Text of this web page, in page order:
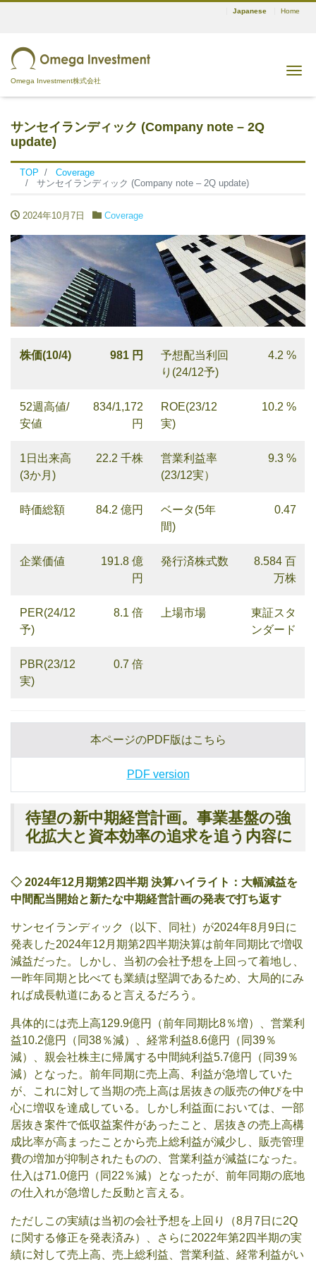
Japanese Home
Omega Investment株式会社
サンセイランディック (Company note – 2Q
update)
TOP
Coverage
サンセイランディック (Company note – 2Q update)
2024年10月7日 Coverage
株価(10/4) 981 円
予想配当利回
り(24/12予)
4.2 %
52週高値/
安値
834/1,172
円
ROE(23/12
実)
10.2 %
1日出来高
(3か月)
22.2 千株
営業利益率
(23/12実）
9.3 %
時価総額 84.2 億円
ベータ(5年
間)
0.47
企業価値
191.8 億
円
発行済株式数
8.584 百
万株
PER(24/12
予)
8.1 倍 上場市場
東証スタ
ンダード
PBR(23/12
実)
0.7 倍
本ページのPDF版はこちら
PDF version
待望の新中期経営計画。事業基盤の強
化拡大と資本効率の追求を追う内容に
◇ 2024年12月 期第2四半期 決算ハイライト：大幅減益を
中間配当開始と新たな中期経営計画の発表で打ち返す
サンセイランディック（以下、同社）が2024年8月9日に
発表した2024年12月期第2四半期決算は前年同期比で増収
減益だった。しかし、当初の会社予想を上回って着地し、
一昨年同期と比べても業績は堅調であるため、大局的にみ
れば成長軌道にあると言えるだろう。
具体的には売上高129.9億円（前年同期比8％増）、営業利
益10.2億円（同38％減）、経常利益8.6億円（同39％
減）、親会社株主に帰属する中間純利益5.7億円（同39％
減）となった。前年同期に売上高、利益が急増していた
が、これに対して当期の売上高は居抜きの販売の伸びを中
心に増収を達成している。しかし利益面においては、一部
居抜き案件で低収益案件があったこと、居抜きの売上高構
成比率が高まったことから売上総利益が減少し、販売管理
費の増加が抑制されたものの、営業利益が減益になった。
仕入は71.0億円（同22％減）となったが、前年同期の底地
の仕入れが急増した反動と言える。
ただしこの実績は当初の会社予想を上回り（8月7日に2Q
に関する修正を発表済み）、さらに2022年第2四半期の実
績に対して売上高、売上総利益、営業利益、経常利益がい